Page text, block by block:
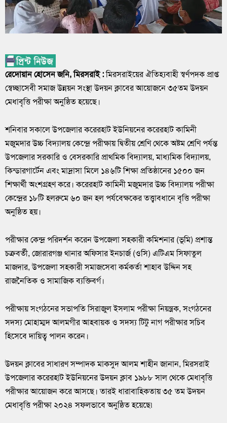
রেদোয়ান হোসেন জনি, মিরসরাই :মিরসরাইয়ের ঐতিহ্যবাহী স্বর্ণপদক প্রাপ্ত
স্বেচ্ছাসেবী সমাজ উন্নয়ন সংস্থা উদয়ন ক্লাবের আয়োজনে ৩৫তম উদয়ন
মেধাবৃত্তি পরীক্ষা অনুষ্ঠিত হয়েছে।
শনিবার সকালে উপজেলার করেরহাট ইউনিয়নের করেরহাট কামিনী
মজুমদার উচ্চ বিদ্যালয় কেন্দ্রে পরীক্ষায় দ্বিতীয় শ্রেণি থেকে অষ্টম শ্রেণি পর্যন্ত
উপজেলার সরকারি ও বেসরকারি প্রাথমিক বিদ্যালয়, মাধ্যমিক বিদ্যালয়,
কিন্ডারগার্টেন এবং মাদ্রাসা মিলে ১৪৬টি শিক্ষা প্রতিষ্ঠানের ১৫০০ জন
শিক্ষার্থী অংশগ্রহণ করে। করেরহাট কামিনী মজুমদার উচ্চ বিদ্যালয় পরীক্ষা
কেন্দ্রের ১৮টি হলরুমে ৬০ জন হল পর্যবেক্ষকের তত্ত্বাবধানে বৃত্তি পরীক্ষা
অনুষ্ঠিত হয়।
পরীক্ষার কেন্দ্র পরিদর্শন করেন উপজেলা সহকারী কমিশনার (ভূমি) প্রশান্ত
চক্রবর্তী, জোরারগঞ্জ থানার অফিসার ইনচার্জ (ওসি) এটিএম সিফাতুল
মাজদার, উপজেলা সহকারী সমাজসেবা কর্মকর্তা শাহাব উদ্দিন সহ
রাজনৈতিক ও সামাজিক ব্যক্তিবর্গ।
পরীক্ষায় সংগঠনের সভাপতি সিরাজুল ইসলাম পরীক্ষা নিয়ন্ত্রক, সংগঠনের
সদস্য মোহাম্মদ আলমগীর আহবায়ক ও সদস্য টিটু নাগ পরীক্ষার সচিব
হিসেবে দায়িত্ব পালন করেন।
উদয়ন ক্লাবের সাধারণ সম্পাদক মাকসুদ আলম শাহীন জানান, মিরসরাই
উপজেলার করেরহাট ইউনিয়নের উদয়ন ক্লাব ১৯৮৮ সাল থেকে মেধাবৃত্তি
পরীক্ষার আয়োজন করে আসছে। তারই ধারাবাহিকতায় ৩৫ তম উদয়ন
মেধাবৃত্তি পরীক্ষা ২০২৪ সফলভাবে অনুষ্ঠিত হয়েছে৷